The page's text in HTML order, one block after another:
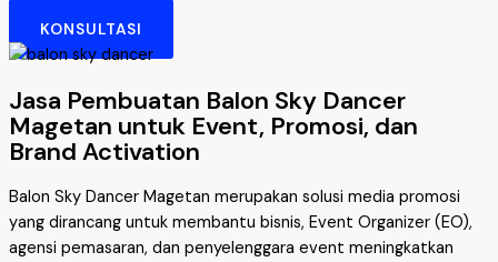
KONSULTASI
Jasa Pembuatan Balon Sky Dancer
Magetan untuk Event, Promosi, dan
Brand Activation
Balon Sky Dancer Magetan merupakan solusi media promosi
yang dirancang untuk membantu bisnis, Event Organizer (EO),
agensi pemasaran, dan penyelenggara event meningkatkan